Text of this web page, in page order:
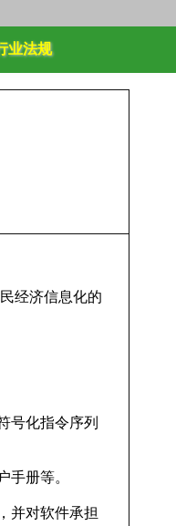
业法规
经济信息化的
号化指令序列
册等。
并对软件承担